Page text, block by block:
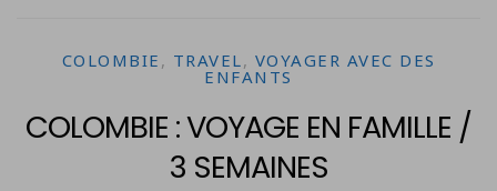
COLOMBIE , TRAVEL, VOYAGER AVEC DES
ENFANTS
COLOMBIE : VOYAGE EN FAMILLE /
3 SEMAINES